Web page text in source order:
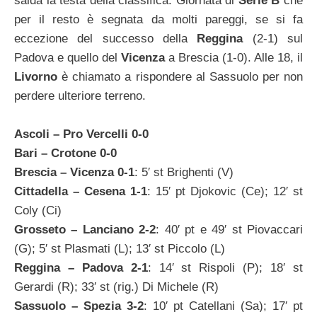
per il resto è segnata da molti pareggi, se si fa
eccezione del successo della
Reggina(2-1) sul
Padova e quello del Vicenzaa Brescia (1-0). Alle 18, il
Livorno è chiamato a rispondere al Sassuolo per non
perdere ulteriore terreno.
Ascoli – Pro Vercelli 0-0
Bari – Crotone 0-0
Brescia – Vicenza 0-1: 5′ st Brighenti (V)
Cittadella – Cesena 1-1: 15′ pt Djokovic (Ce); 12′ st
Coly (Ci)
Grosseto – Lanciano 2-2: 40′ pt e 49′ st Piovaccari
(G); 5′ st Plasmati (L); 13′ st Piccolo (L)
Reggina – Padova 2-1: 14′ st Rispoli (P); 18′ st
Gerardi (R); 33′ st (rig.) Di Michele (R)
Sassuolo – Spezia 3-2: 10′ pt Catellani (Sa); 17′ pt